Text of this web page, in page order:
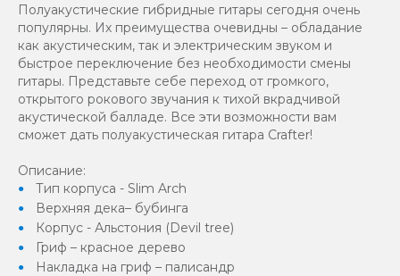
Полуакустические гибридные гитары сегодня очень
популярны. Их преимущества очевидны – обладание
как акустическим, так и электрическим звуком и
быстрое переключение без необходимости смены
гитары. Представьте себе переход от громкого,
открытого рокового звучания к тихой вкрадчивой
акустической балладе. Все эти возможности вам
сможет дать полуакустическая гитара Crafter!
Описание:
Тип корпуса - Slim Arch
Верхняя дека– бубинга
Корпус - Альстония (Devil tree)
Гриф – красное дерево
Накладка на гриф – палисандр